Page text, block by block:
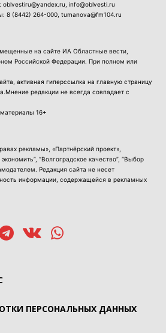
info@oblvesti.ru
8 (8442) 264-000 , tumanova@fm104.ru
на сайте ИА Областные вести,
Российской Федерации. При полном или
активная гиперссылка на главную страницу
редакции не всегда совпадает с
16+
рекламы», «Партнёрский проект»,
“Волгоградское качество”, “Выбор
Редакция сайта не несет
информации, содержащейся в рекламных
ПЕРСОНАЛЬНЫХ ДАННЫХ